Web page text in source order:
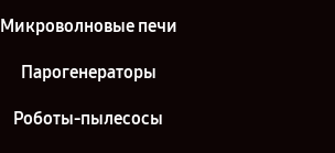
Микроволновые печи
Парогенераторы
Роботы-пылесосы